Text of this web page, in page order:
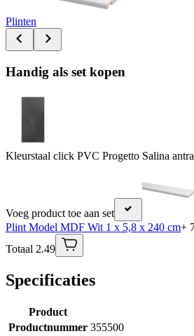
Plinten
Handig als set kopen
Kleurstaal click PVC Progetto Salina
Voeg product toe aan set
Plint Model MDF Wit 1 x 5,8 x 240 cm+
Totaal 2.49
Specificaties
Product
Productnummer 355500